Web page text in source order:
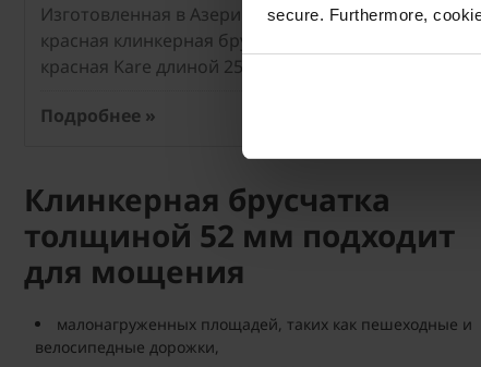
secure. Furthermore,
Изготовленная в Азери тёмно-
красная клинкерная брусчатка
красная Kare длиной 250 мм.
Подробнее »
Клинкерная брусчатка
толщиной 52 мм подходит
для мощения
малонагруженных площадей, таких как пешеходные и
велосипедные дорожки,